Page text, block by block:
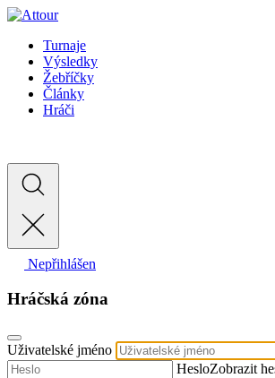
Turnaje
Výsledky
Žebříčky
Články
Hráči
Nepřihlášen
Hráčská zóna
Uživatelské jméno
HesloZobrazit